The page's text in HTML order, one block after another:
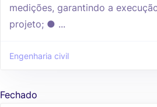
medições, garantindo a
projeto; ● ...
Engenharia civil
Fechado